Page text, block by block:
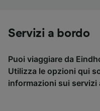
Servizi a bordo
Puoi viaggiare da
Utilizza le opzioni qui
informazioni sui servizi